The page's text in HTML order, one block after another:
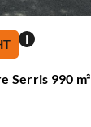
i
Serris 990 m²